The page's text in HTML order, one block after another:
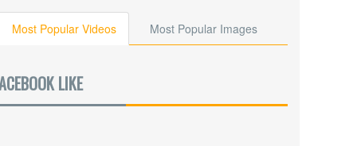
Most Popular Videos Most Popular Images
LIKE